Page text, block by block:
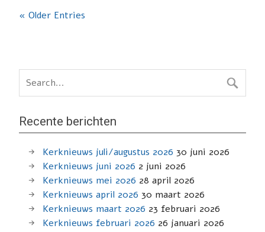
« Older Entries
Recente berichten
Kerknieuws juli/augustus 2026 30 juni 2026
Kerknieuws juni 2026 2 juni 2026
Kerknieuws mei 2026 28 april 2026
Kerknieuws april 2026 30 maart 2026
Kerknieuws maart 2026 23 februari 2026
Kerknieuws februari 2026 26 januari 2026